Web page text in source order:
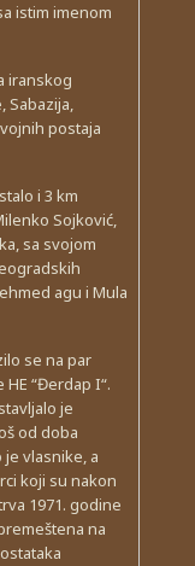
istim imenom
iranskog
Sabazija,
postaja
i 3 km
Sojković,
sa svojom
agu i Mula
se na par
“Đerdap I“.
je
od doba
vlasnike, a
koji su nakon
1971. godine
na